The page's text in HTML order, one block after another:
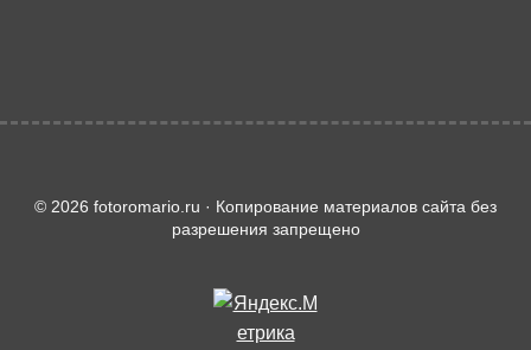
© 2026 fotoromario.ru · Копирование материалов сайта без
разрешения запрещено